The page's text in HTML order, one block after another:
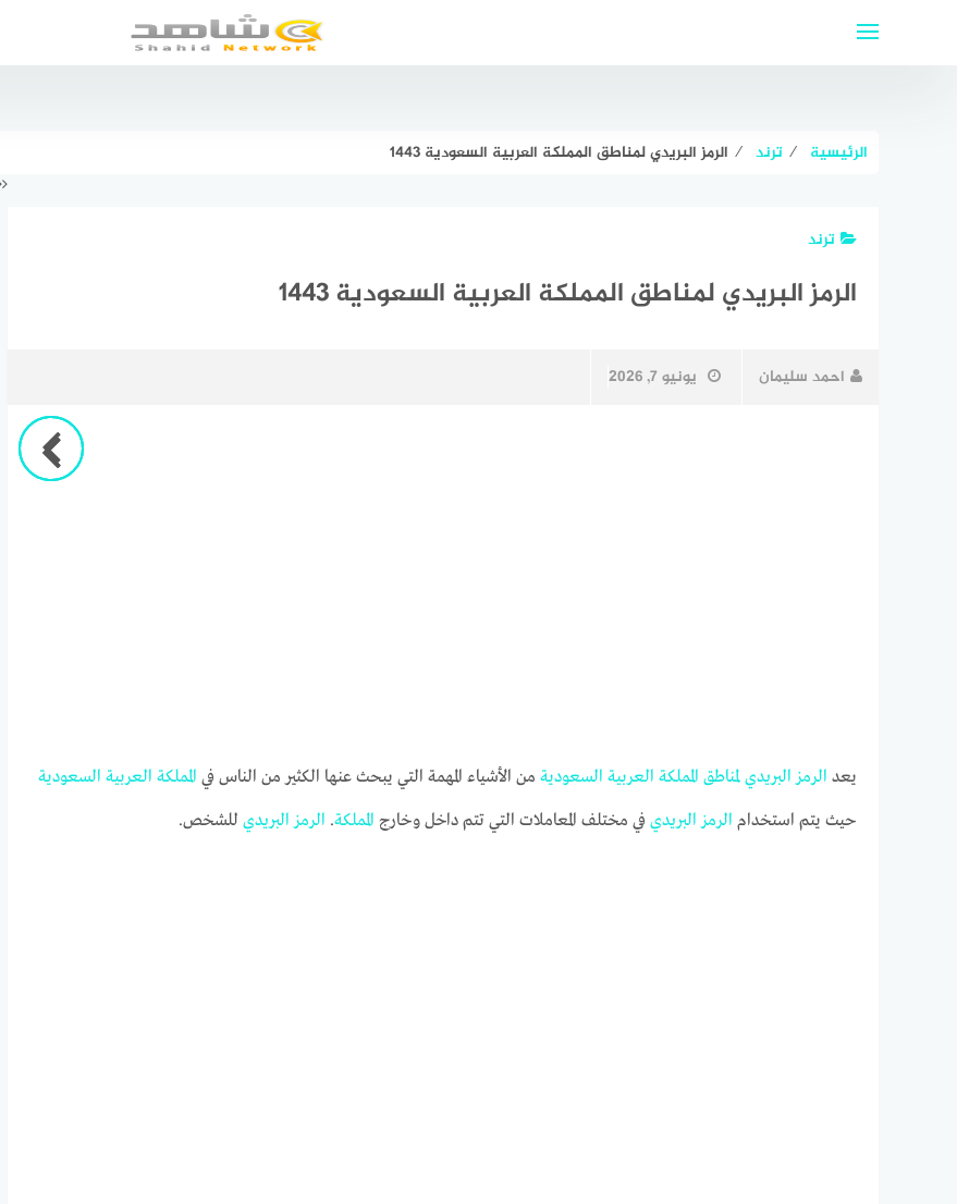
الرئيسية ⁄ ترند ⁄ الرمز البريدي لمناطق المملكة العربية السعودية 1443
ترند
الرمز البريدي لمناطق المملكة العربية السعودية 1443
احمد سليمان يونيو 7, 2026
يعد الرمز البريدي لمناطق المملكة العربية السعودية من الأشياء المهمة التي يبحث عنها الكثير من الناس في المملكة العربية السعودية
حيث يتم استخدام الرمز البريدي في مختلف المعاملات التي تتم داخل وخارج المملكة. الرمز البريدي للشخص.